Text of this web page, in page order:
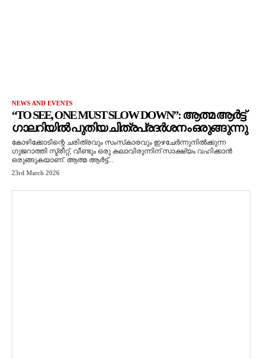
NEWS AND EVENTS
“TO SEE, ONE MUST SLOW DOWN”: ആത്മ ആർട്ട്
ഗാലറിയിൽ പുതിയ ചിത്രപ്രദർശനം ഒരുങ്ങുന്നു
കോഴിക്കോടിന്റെ ചരിത്രവും സംസ്‌കാരവും ഇഴചേർന്നുനിൽക്കുന്ന
ഗുജറാത്തി സ്ട്രീറ്റ്, വീണ്ടും ഒരു കലാവിരുന്നിന് സാക്ഷ്യം വഹിക്കാൻ
ഒരുങ്ങുകയാണ്. ആത്മ ആർട്ട്...
23rd March 2026